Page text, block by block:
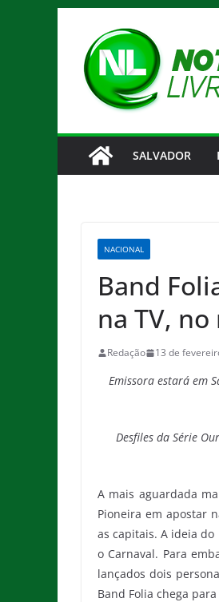
conteúdo
SALVADOR
NACIONAL
Band
na TV,
Redação 13 de
Emissora estará em
Desfiles da Série
A mais aguardada
Pioneira em apostar
as capitais. A ideia
o Carnaval. Para
lançados dois
Band Folia chega